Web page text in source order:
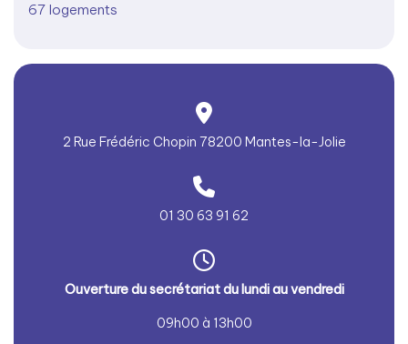
67 logements
2 Rue Frédéric Chopin 78200 Mantes-la-Jolie
01 30 63 91 62
Ouverture du secrétariat du lundi au vendredi
09h00 à 13h00